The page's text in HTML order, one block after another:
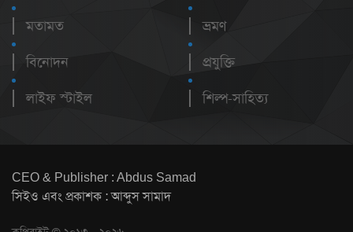
মতামত
বিনোদন
লাইফ স্টাইল
ভ্রমণ
প্রযুক্তি
শিল্প-সাহিত্য
CEO & Publisher : Abdus Samad
সিইও এবং প্রকাশক : আব্দুস সামাদ